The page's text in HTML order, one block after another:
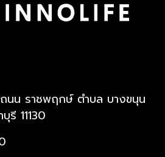
น ราชพฤกษ์ ตำบล บางขนุน
รี 11130